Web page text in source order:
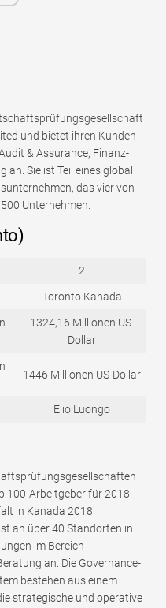
und bietet ihren Kunden
& Assurance, Finanz-
Sie ist Teil eines global
das vier von
Unternehmen.
2
Toronto Kanada
1324,16 Millionen US-
Dollar
1446 Millionen US-Dollar
Elio Luongo
100-Arbeitgeber für 2018
in Kanada 2018
an über 40 Standorten in
im Bereich
an. Die Governance-
bestehen aus einem
strategische und operative